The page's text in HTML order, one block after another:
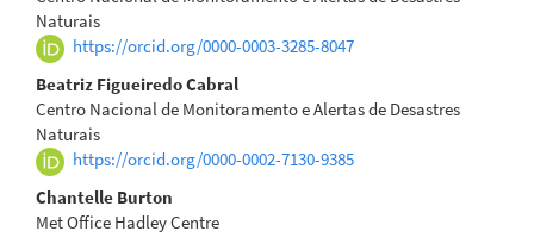
Naturais
https://orcid.org/0000-0003-3285-8047
Beatriz Figueiredo Cabral
Centro Nacional de Monitoramento e Alertas de Desastres
Naturais
https://orcid.org/0000-0002-7130-9385
Chantelle Burton
Met Office Hadley Centre